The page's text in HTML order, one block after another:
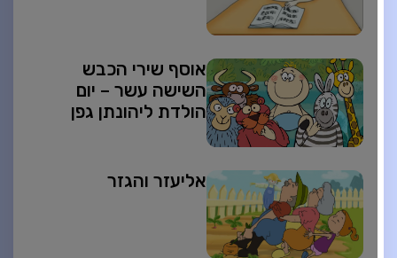
אוסף שירי הכבש
השישה עשר – יום
הולדת ליהונתן גפן
אליעזר והגזר